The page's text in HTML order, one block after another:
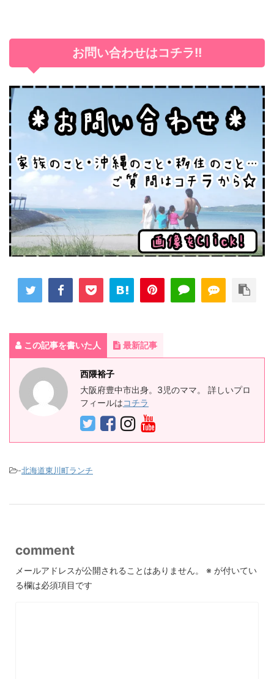
お問い合わせはコチラ!!
この記事を書いた人 最新記事
西隈裕子
大阪府豊中市出身。3児のママ。 詳しいプロ
フィールはコチラ
-北海道東川町ランチ
comment
メールアドレスが公開されることはありません。 ※ が付いてい
る欄は必須項目です